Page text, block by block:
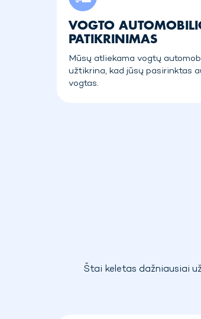
VOGTO
PATIKRINIMAS
Mūsų atliekama vogtų
užtikrina, kad jūsų pasirinktas
vogtas.
Štai keletas dažniausiai